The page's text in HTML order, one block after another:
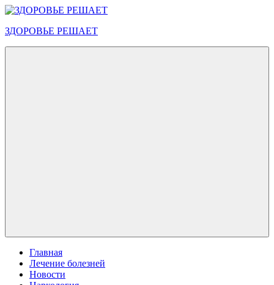
Перейти
содержимому
ЗДОРОВЬЕ РЕШАЕТ
Главная
Лечение болезней
Новости